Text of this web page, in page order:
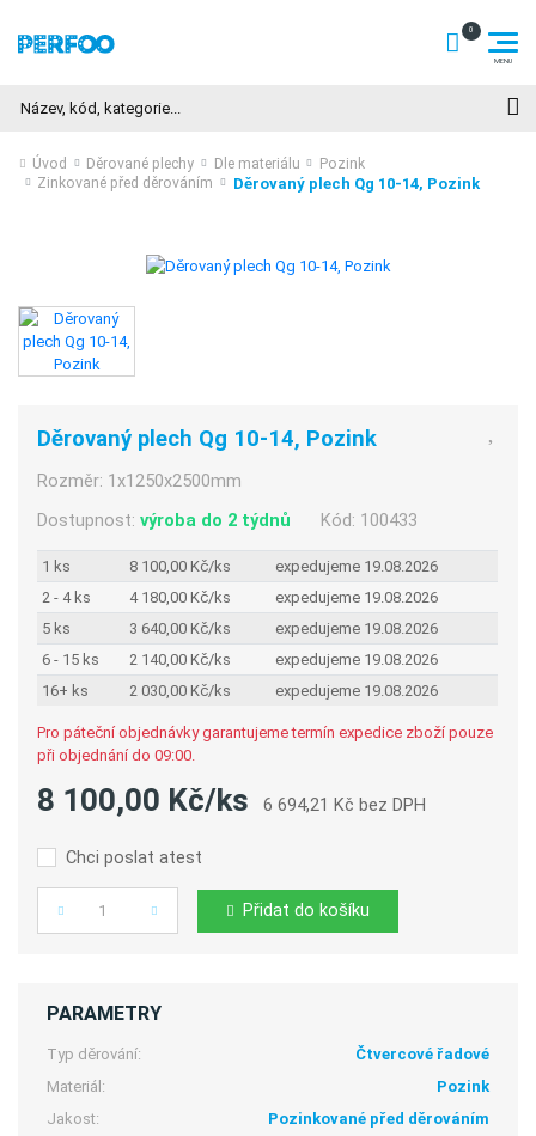
Úvod Děrované plechy Dle materiálu
Pozink
Zinkované před děrováním
Děrovaný plech Qg 10-14, Pozink
Děrovaný plech Qg 10-14, Pozink
Rozměr: 1x1250x2500mm
Dostupnost:výroba do 2 týdnů Kód: 100433
1 ks 8 100,00 Kč/ks
expedujeme 19.08.2026
2 - 4 ks
4 180,00 Kč/ks
expedujeme 19.08.2026
5 ks
3 640,00 Kč/ks
expedujeme 19.08.2026
6 - 15 ks
2 140,00 Kč/ks
expedujeme 19.08.2026
16+ ks
2 030,00 Kč/ks expedujeme 19.08.2026
Pro páteční objednávky garantujeme termín expedice zboží pouze
při objednání do 09:00.
8 100,00 Kč/ks 6 694,21 Kč bez DPH
Chci poslat atest
Počet Přidat do košíku
PARAMETRY
Typ děrování:
Čtvercové řadové
Materiál:
Pozink
Jakost:
Pozinkované před děrováním